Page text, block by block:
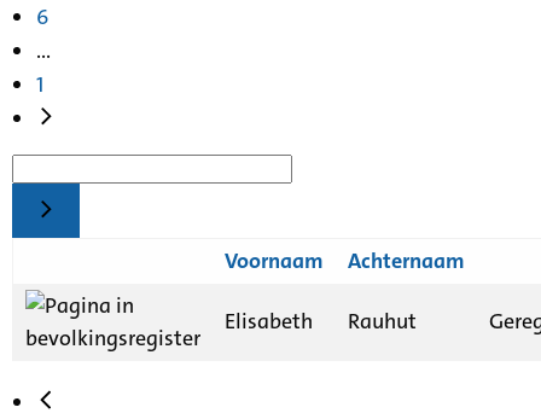
6
...
1
Voornaam Achternaam
Elisabeth Rauhut